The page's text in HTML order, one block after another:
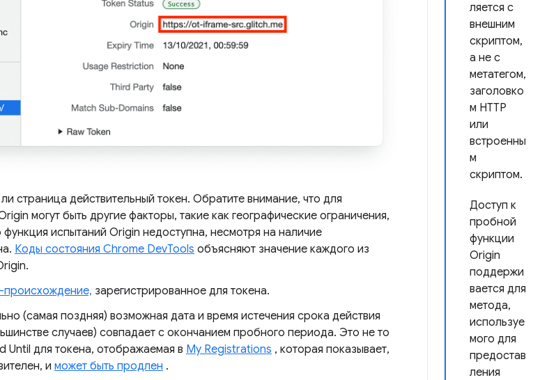
ляется с
внешним
скриптом,
а не с
метатегом,
заголовко
м HTTP
или
встроенны
м
скриптом.
Доступ к
пробной
функции
Origin
поддержи
вается для
метода,
используе
мого для
предостав
ления
страница действительный токен. Обратите внимание, что для
могут быть другие факторы, такие как географические ограничения,
испытаний Origin недоступна, несмотря на наличие
Коды состояния Chrome DevTools объясняют значение каждого из
происхождение, зарегистрированное для токена.
(самая поздняя) возможная дата и время истечения срока действия
случаев) совпадает с окончанием пробного периода. Это не то
Until для токена, отображаемая в My Registrations , которая показывает,
и может быть продлен .